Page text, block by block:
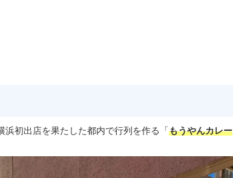
浜初出店を果たした都内で行列を作る「もうやんカレー